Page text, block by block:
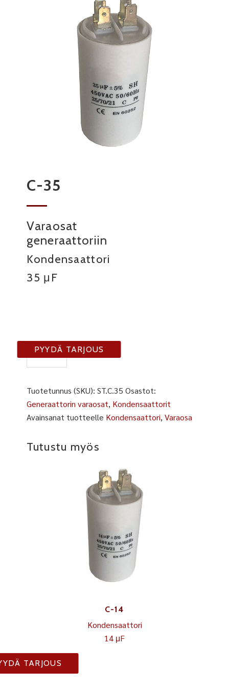
C-35
Varaosat
generaattoriin
Kondensaattori
35 μF
35
PYYDÄ TARJOUS
Tuotetunnus (SKU):ST.C.35 Osastot:
Generaattorin varaosat, Kondensaattorit
Avainsanat tuotteelle Kondensaattori,Varaosa
Tutustu myös
C-14
Kondensaattori
14 μF
TARJOUS